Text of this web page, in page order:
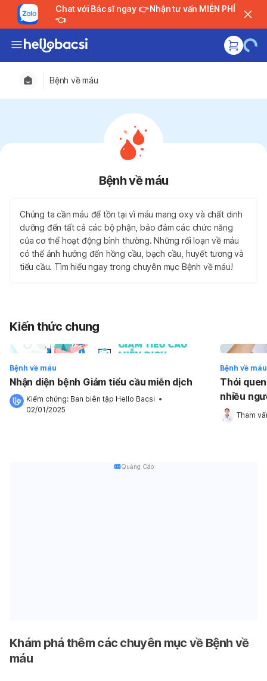
Chat với Bác sĩ ngay 👉 Nhận tư vấn MIỄN PHÍ
👈
Bệnh về máu
Bệnh về máu
Chúng ta cần máu để tồn tại vì máu mang oxy và chất dinh
dưỡng đến tất cả các bộ phận, bảo đảm các chức năng
của cơ thể hoạt động bình thường. Những rối loạn về máu
có thể ảnh hưởng đến hồng cầu, bạch cầu, huyết tương và
tiểu cầu. Tìm hiểu ngay trong chuyên mục Bệnh về máu!
Kiến thức chung
Bệnh về máu
Nhận diện bệnh Giảm tiểu cầu miễn dịch
Kiểm chứng: Ban biên tập Hello Bacsi •
02/01/2025
Bệnh về máu
Thói
nhiều
Tham
Quảng Cáo
Khám phá thêm các chuyên mục về Bệnh về
máu